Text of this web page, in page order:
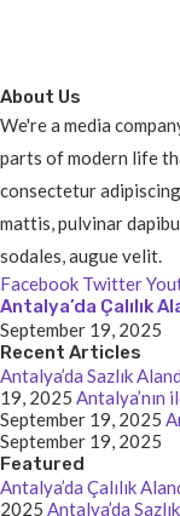
About Us
We're a media
parts of modern life
consectetur
mattis, pulvinar
sodales, augue velit.
Facebook Twitter
Antalya’da Çalılık
September 19, 2025
Recent Articles
Antalya’da Sazlık
19, 2025 Antalya’nın
September 19, 2025
September 19, 2025
Featured
Antalya’da Çalılık
2025 Antalya’da